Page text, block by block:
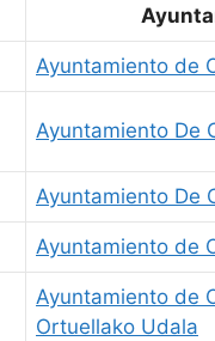
Ayuntamiento de
Ayuntamiento De
Ayuntamiento De
Ayuntamiento de
Ayuntamiento de
Ortuellako Udala